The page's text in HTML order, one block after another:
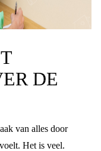
DE
van alles door
Het is veel.